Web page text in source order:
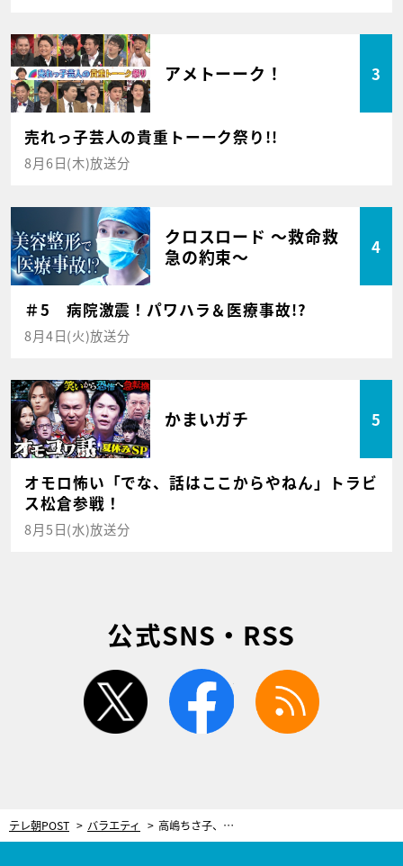
アメトーーク！ 3
売れっ子芸人の貴重トーーク祭り!!
8月6日(木)放送分
クロスロード ～救命救
急の約束～
4
＃5 病院激震！パワハラ＆医療事故!?
8月4日(火)放送分
かまいガチ 5
オモロ怖い「でな、話はここからやねん」トラビ
ス松倉参戦！
8月5日(水)放送分
公式SNS・RSS
twitter facebook
テレ朝POST バラエティ 高嶋ちさ子、アーティストと一夜限りの豪華コラボ！大友康平とは『ff（フォルティシモ）』を披露